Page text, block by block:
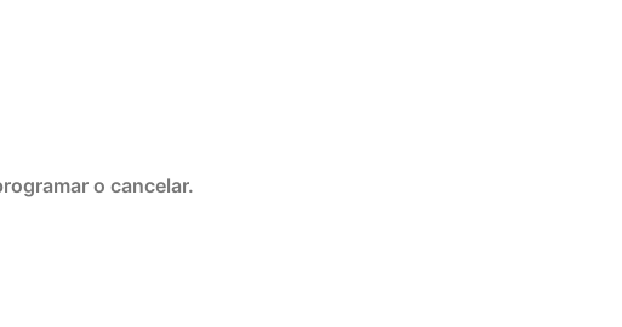
o cancelar.